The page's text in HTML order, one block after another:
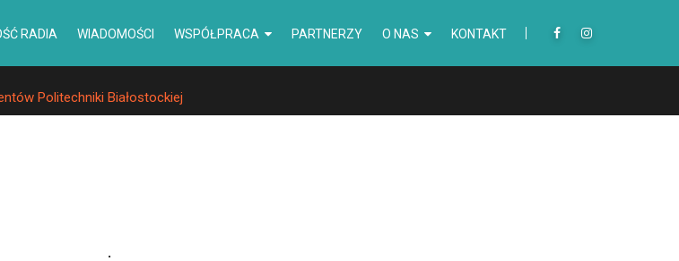
RADIA WIADOMOŚCI WSPÓŁPRACA PARTNERZY O NAS KONTAKT
Politechniki Białostockiej